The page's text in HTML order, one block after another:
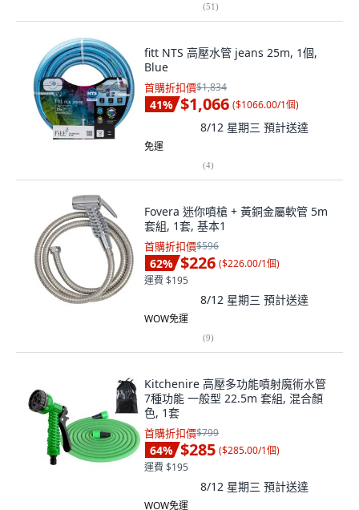
(51)
fitt NTS 高壓水管 jeans 25m, 1個,
Blue
首購折扣價$1,834
41% $1,066 ($1066.00/1個)
8/12 星期三 預計送達
免運
(4)
Fovera 迷你噴槍 + 黃銅金屬軟管 5m
套組, 1套, 基本1
首購折扣價$596
62% $226 ($226.00/1個)
運費 $195
8/12 星期三 預計送達
WOW免運
(9)
Kitchenire 高壓多功能噴射魔術水管
7種功能 一般型 22.5m 套組, 混合顏
色, 1套
首購折扣價$799
64% $285 ($285.00/1個)
運費 $195
8/12 星期三 預計送達
WOW免運